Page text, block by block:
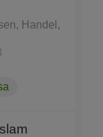
Handel,